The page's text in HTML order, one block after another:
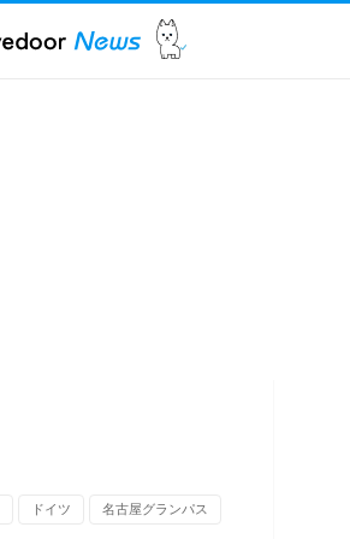
ドイツ 名古屋グランパス